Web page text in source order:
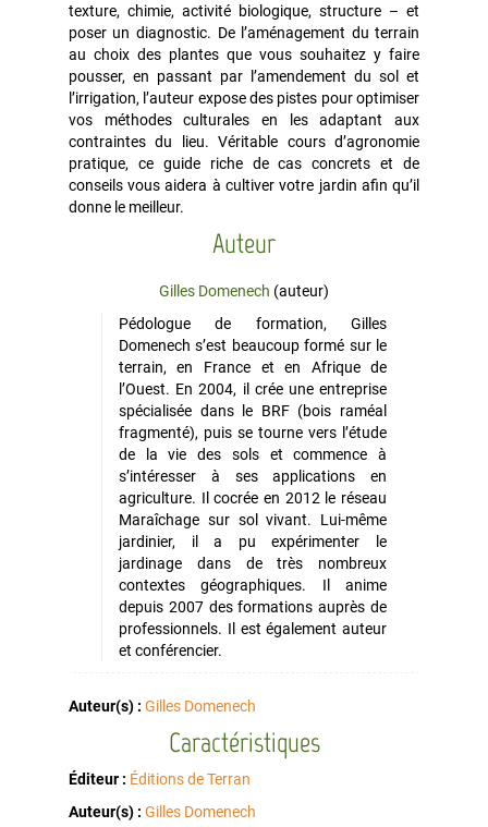
texture, chimie, activité biologique, structure – et
poser un diagnostic. De l’aménagement du terrain
au choix des plantes que vous souhaitez y faire
pousser, en passant par l’amendement du sol et
l’irrigation, l’auteur expose des pistes pour optimiser
vos méthodes culturales en les adaptant aux
contraintes du lieu. Véritable cours d’agronomie
pratique, ce guide riche de cas concrets et de
conseils vous aidera à cultiver votre jardin afin qu’il
donne le meilleur.
Auteur
Gilles Domenech (auteur)
Pédologue de formation, Gilles
Domenech s’est beaucoup formé sur le
terrain, en France et en Afrique de
l’Ouest. En 2004, il crée une entreprise
spécialisée dans le BRF (bois raméal
fragmenté), puis se tourne vers l’étude
de la vie des sols et commence à
s’intéresser à ses applications en
agriculture. Il cocrée en 2012 le réseau
Maraîchage sur sol vivant. Lui-même
jardinier, il a pu expérimenter le
jardinage dans de très nombreux
contextes géographiques. Il anime
depuis 2007 des formations auprès de
professionnels. Il est également auteur
et conférencier.
Auteur(s) : Gilles Domenech
Caractéristiques
Éditeur : Éditions de Terran
Auteur(s) : Gilles Domenech